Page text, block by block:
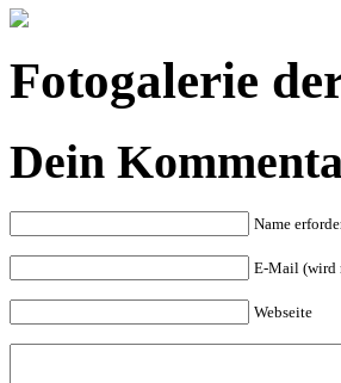
Fotogalerie
Dein
Name
E-Mail (wird
Webseite